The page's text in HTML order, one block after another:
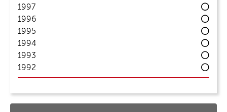
1997
1996
1995
1994
1993
1992